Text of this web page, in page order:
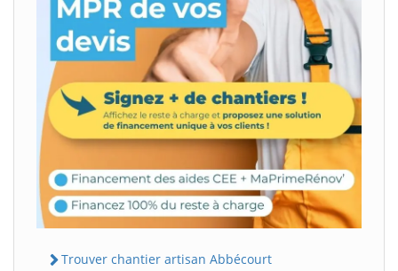
Trouver chantier artisan Abbécourt